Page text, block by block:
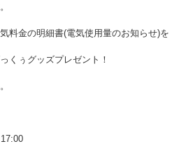
料金の明細書(電気使用量のお知らせ)を
くぅグッズプレゼント！